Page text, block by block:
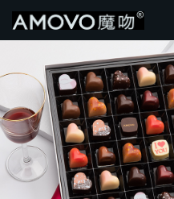
首页
新品热销
全部产品
行业资讯